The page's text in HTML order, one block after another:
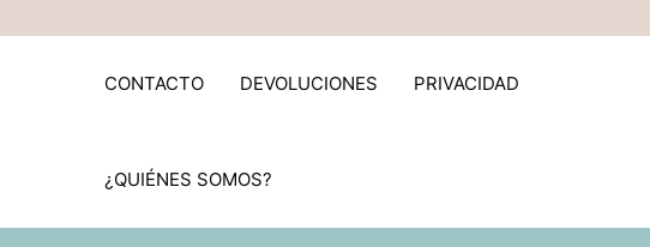
CONTACTO DEVOLUCIONES PRIVACIDAD
¿QUIÉNES SOMOS?